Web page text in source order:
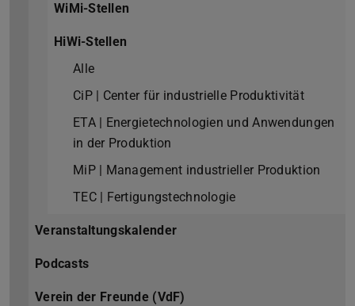
WiMi-Stellen
HiWi-Stellen
Alle
CiP | Center für industrielle Produktivität
ETA | Energietechnologien und Anwendungen
in der Produktion
MiP | Management industrieller Produktion
TEC | Fertigungstechnologie
Veranstaltungskalender
Podcasts
Verein der Freunde (VdF)